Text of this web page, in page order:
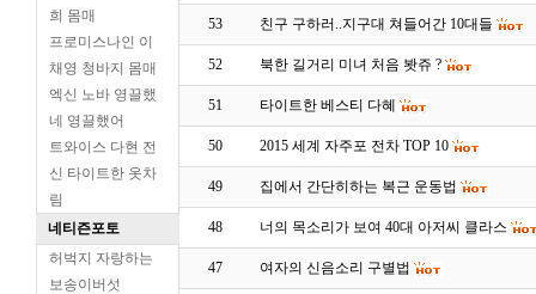
희 몸매
프로미스나인 이
채영 청바지 몸매
엑신 노바 영끌했
네 영끌했어
트와이스 다현 전
신 타이트한 옷차
림
네티즌포토
허벅지 자랑하는
보송이버섯
53 친구 구하러..지구대 쳐들어간 10대들
52 북한 길거리 미녀 처음 봣쥬 ?
51 타이트한 베스티 다혜
50 2015 세계 자주포 전차 TOP 10
49 집에서 간단히하는 복근 운동법
48 너의 목소리가 보여 40대 아저씨 클라스
47 여자의 신음소리 구별법